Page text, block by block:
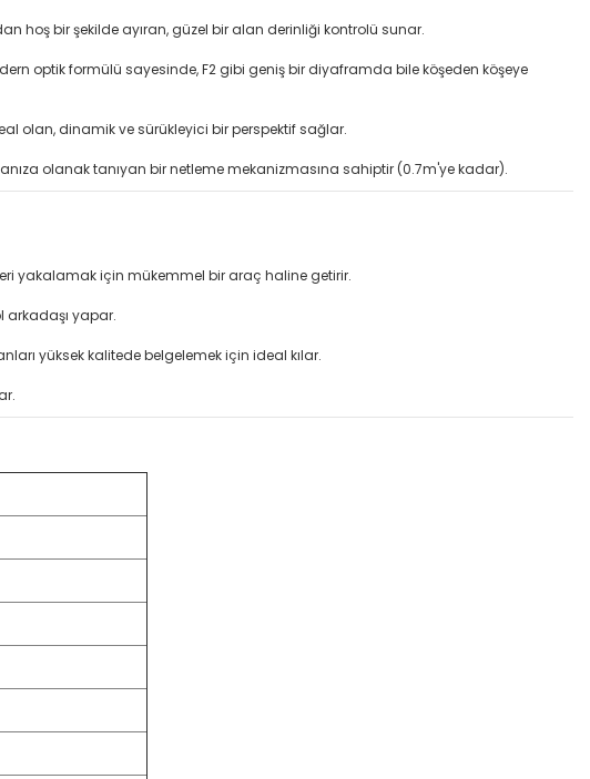
hoş bir şekilde ayıran, güzel bir alan derinliği kontrolü sunar.
optik formülü sayesinde, F2 gibi geniş bir diyaframda bile köşeden köşeye
olan, dinamik ve sürükleyici bir perspektif sağlar.
olanak tanıyan bir netleme mekanizmasına sahiptir (0.7m'ye kadar).
yakalamak için mükemmel bir araç haline getirir.
arkadaşı yapar.
yüksek kalitede belgelemek için ideal kılar.